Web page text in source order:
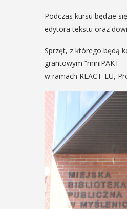
Podczas kursu będzie
edytora tekstu oraz
Sprzęt, z którego będą
grantowym “miniPAKT
w ramach REACT-EU,